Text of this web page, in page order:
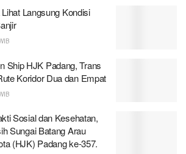
Langsung Kondisi
Ship HJK Padang, Trans
Koridor Dua dan Empat
Sosial dan Kesehatan,
Sungai Batang Arau
(HJK) Padang ke-357.